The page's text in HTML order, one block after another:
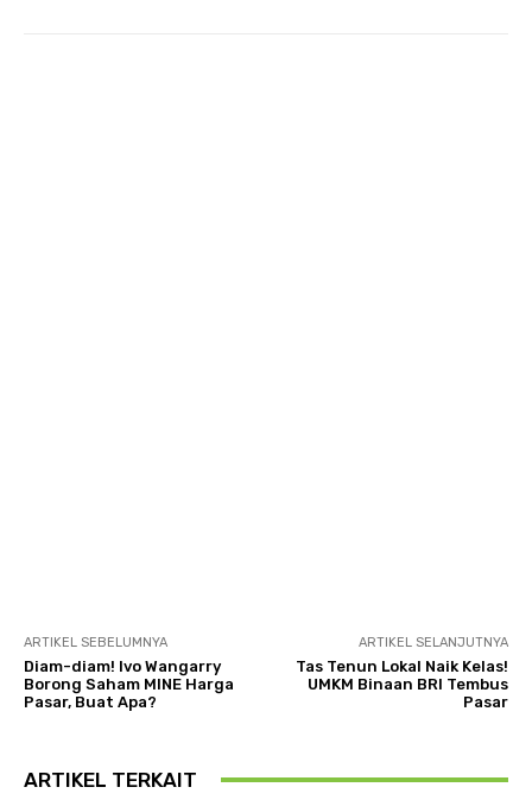
ARTIKEL SEBELUMNYA
Diam-diam! Ivo Wangarry
Borong Saham MINE Harga
Pasar, Buat Apa?
ARTIKEL SELANJUTNYA
Tas Tenun Lokal Naik Kelas!
UMKM Binaan BRI Tembus
Pasar
ARTIKEL TERKAIT